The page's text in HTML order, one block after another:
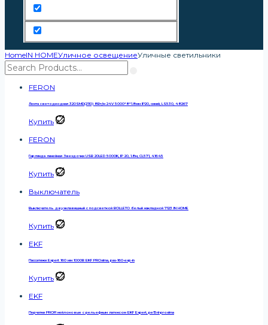
HomeIN HOMEУличное освещениеУличные светильники
FERON
Лента светодиодная 320SMD(2110) 8Вт/м 24V 5000*8*1.8мм IP20, синий, LS530, 48267
Купить
FERON
Гирлянда линейная Звездочки USB 20LED 5000K, IP 20, 1.8м, CL571, 41645
Купить
Выключатель
Выключатель двухклавишный с подсветкой BOLLETO белый накладной 7123 IN HOME
Купить
EKF
Пассатижи Expert 160 мм 1000В EKF PROxima, pas-160-exp-in
Купить
EKF
Перчатки PROFI нейлоновые с рельефным латексом EKF Expert, pe15nl-proxima